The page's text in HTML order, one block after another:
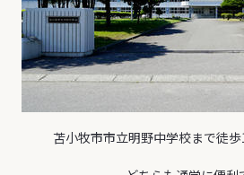
苫小牧市市立明野中学校まで徒歩